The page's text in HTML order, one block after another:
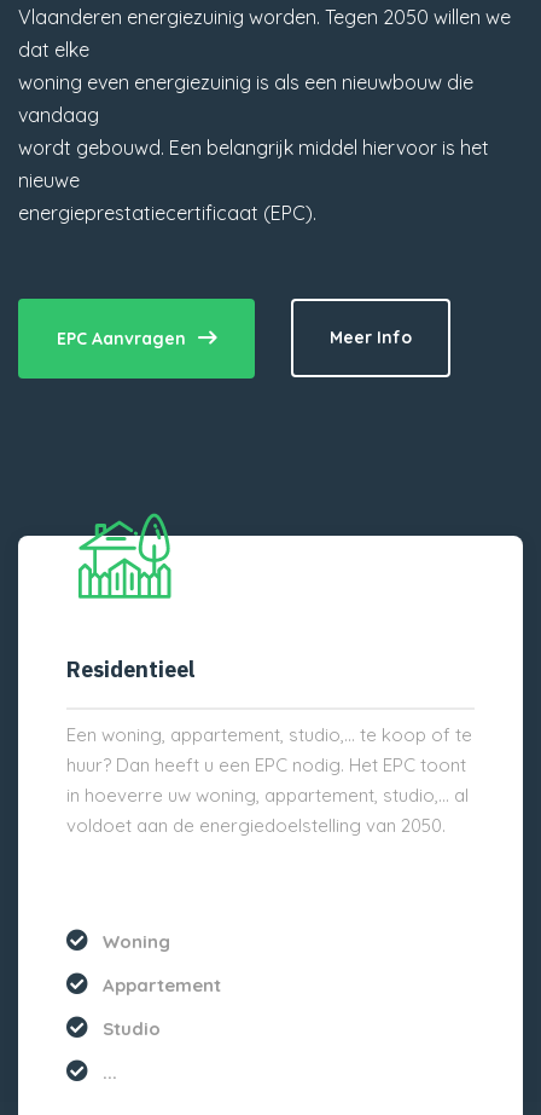
Vlaanderen energiezuinig worden. Tegen 2050 willen we
dat elke
woning even energiezuinig is als een nieuwbouw die
vandaag
wordt gebouwd. Een belangrijk middel hiervoor is het
nieuwe
energieprestatiecertificaat (EPC).
EPC Aanvragen Meer Info
Residentieel
Een woning, appartement, studio,… te koop of te
huur? Dan heeft u een EPC nodig. Het EPC toont
in hoeverre uw woning, appartement, studio,… al
voldoet aan de energiedoelstelling van 2050.
Woning
Appartement
Studio
...